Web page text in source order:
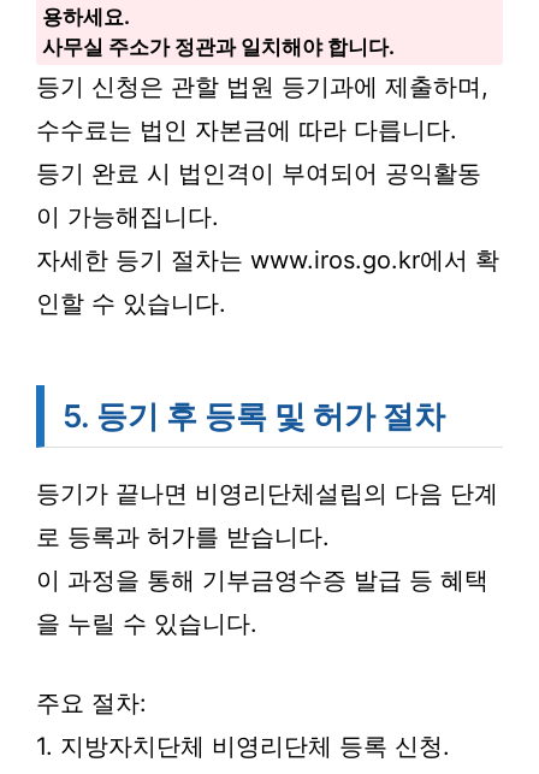
용하세요.
사무실 주소가 정관과 일치해야 합니다.
등기 신청은 관할 법원 등기과에 제출하며,
수수료는 법인 자본금에 따라 다릅니다.
등기 완료 시 법인격이 부여되어 공익활동
이 가능해집니다.
자세한 등기 절차는 www.iros.go.kr에서 확
인할 수 있습니다.
5. 등기 후 등록 및 허가 절차
등기가 끝나면 비영리단체설립의 다음 단계
로 등록과 허가를 받습니다.
이 과정을 통해 기부금영수증 발급 등 혜택
을 누릴 수 있습니다.
주요 절차:
1. 지방자치단체 비영리단체 등록 신청.